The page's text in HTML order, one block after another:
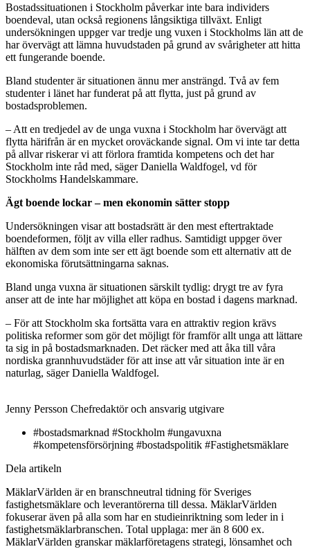
Bostadssituationen i Stockholm påverkar inte bara individers
boendeval, utan också regionens långsiktiga tillväxt. Enligt
undersökningen uppger var tredje ung vuxen i Stockholms län att de
har övervägt att lämna huvudstaden på grund av svårigheter att hitta
ett fungerande boende.
Bland studenter är situationen ännu mer ansträngd. Två av fem
studenter i länet har funderat på att flytta, just på grund av
bostadsproblemen.
– Att en tredjedel av de unga vuxna i Stockholm har övervägt att
flytta härifrån är en mycket oroväckande signal. Om vi inte tar detta
på allvar riskerar vi att förlora framtida kompetens och det har
Stockholm inte råd med, säger Daniella Waldfogel, vd för
Stockholms Handelskammare.
Ägt boende lockar – men ekonomin sätter stopp
Undersökningen visar att bostadsrätt är den mest eftertraktade
boendeformen, följt av villa eller radhus. Samtidigt uppger över
hälften av dem som inte ser ett ägt boende som ett alternativ att de
ekonomiska förutsättningarna saknas.
Bland unga vuxna är situationen särskilt tydlig: drygt tre av fyra
anser att de inte har möjlighet att köpa en bostad i dagens marknad.
– För att Stockholm ska fortsätta vara en attraktiv region krävs
politiska reformer som gör det möjligt för framför allt unga att lättare
ta sig in på bostadsmarknaden. Det räcker med att åka till våra
nordiska grannhuvudstäder för att inse att vår situation inte är en
naturlag, säger Daniella Waldfogel.
Jenny Persson Chefredaktör och ansvarig utgivare
#bostadsmarknad #Stockholm #ungavuxna
#kompetensförsörjning #bostadspolitik #Fastighetsmäklare
Dela artikeln
MäklarVärlden är en branschneutral tidning för Sveriges
fastighetsmäklare och leverantörerna till dessa. MäklarVärlden
fokuserar även på alla som har en studieinriktning som leder in i
fastighetsmäklarbranschen. Total upplaga: mer än 8 600 ex.
MäklarVärlden granskar mäklarföretagens strategi, lönsamhet och